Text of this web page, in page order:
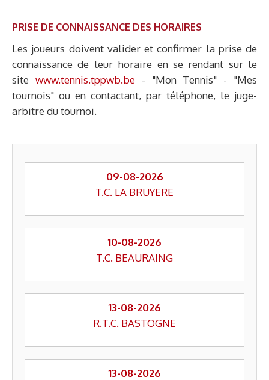
PRISE DE CONNAISSANCE DES HORAIRES
Les joueurs doivent valider et confirmer la prise de
connaissance de leur horaire en se rendant sur le
site www.tennis.tppwb.be- "Mon Tennis" - "Mes
tournois" ou en contactant, par téléphone, le juge-
arbitre du tournoi.
09-08-2026
T.C. LA BRUYERE
10-08-2026
T.C. BEAURAING
13-08-2026
R.T.C. BASTOGNE
13-08-2026